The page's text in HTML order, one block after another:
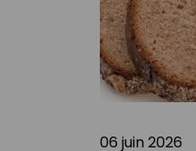
06 juin 2026